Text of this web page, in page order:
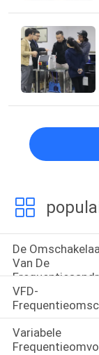
De
Van De
VFD-
Variabele